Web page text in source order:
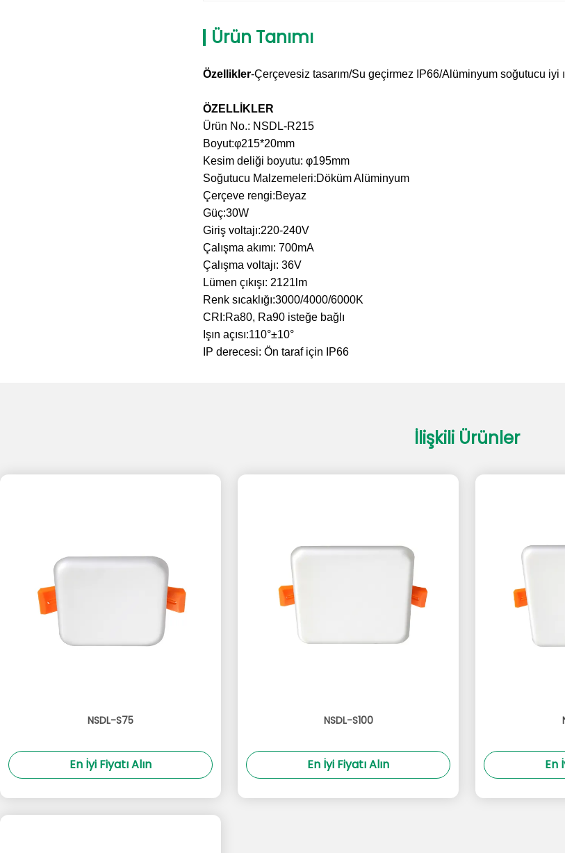
Ürün Tanımı
Özellikler-Çerçevesiz tasarım/Su geçirmez IP66/Alüminyum soğutucu iyi
ÖZELLİKLER
Ürün No.: NSDL-R215
Boyut:φ215*20mm
Kesim deliği boyutu: φ195mm
Soğutucu Malzemeleri:Döküm Alüminyum
Çerçeve rengi:Beyaz
Güç:30W
Giriş voltajı:220-240V
Çalışma akımı: 700mA
Çalışma voltajı: 36V
Lümen çıkışı: 2121lm
Renk sıcaklığı:3000/4000/6000K
CRI:Ra80, Ra90 isteğe bağlı
Işın açısı:110°±10°
IP derecesi: Ön taraf için IP66
İlişkili Ürünler
NSDL-S75
En İyi Fiyatı Alın
NSDL-S100
En İyi Fiyatı Alın En